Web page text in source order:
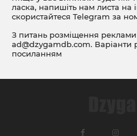
ласка, напишіть нам листа на
скористайтеся Telegram за
З питань розміщення
ad@dzygamdb.com. Варіанти
посиланням